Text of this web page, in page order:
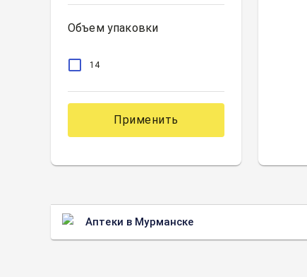
Объем упаковки
14
Применить
Аптеки в Мурманске